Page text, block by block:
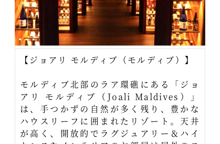
【ジョアリ モルディブ（モルディブ）】
モルディブ北部のラア環礁にある「ジョ
アリ モルディブ（Joali Maldives）」
は、手つかずの自然が多く残り、豊かな
ハウスリーフに囲まれたリゾート。天井
が高く、開放的でラグジュアリー＆ハイ